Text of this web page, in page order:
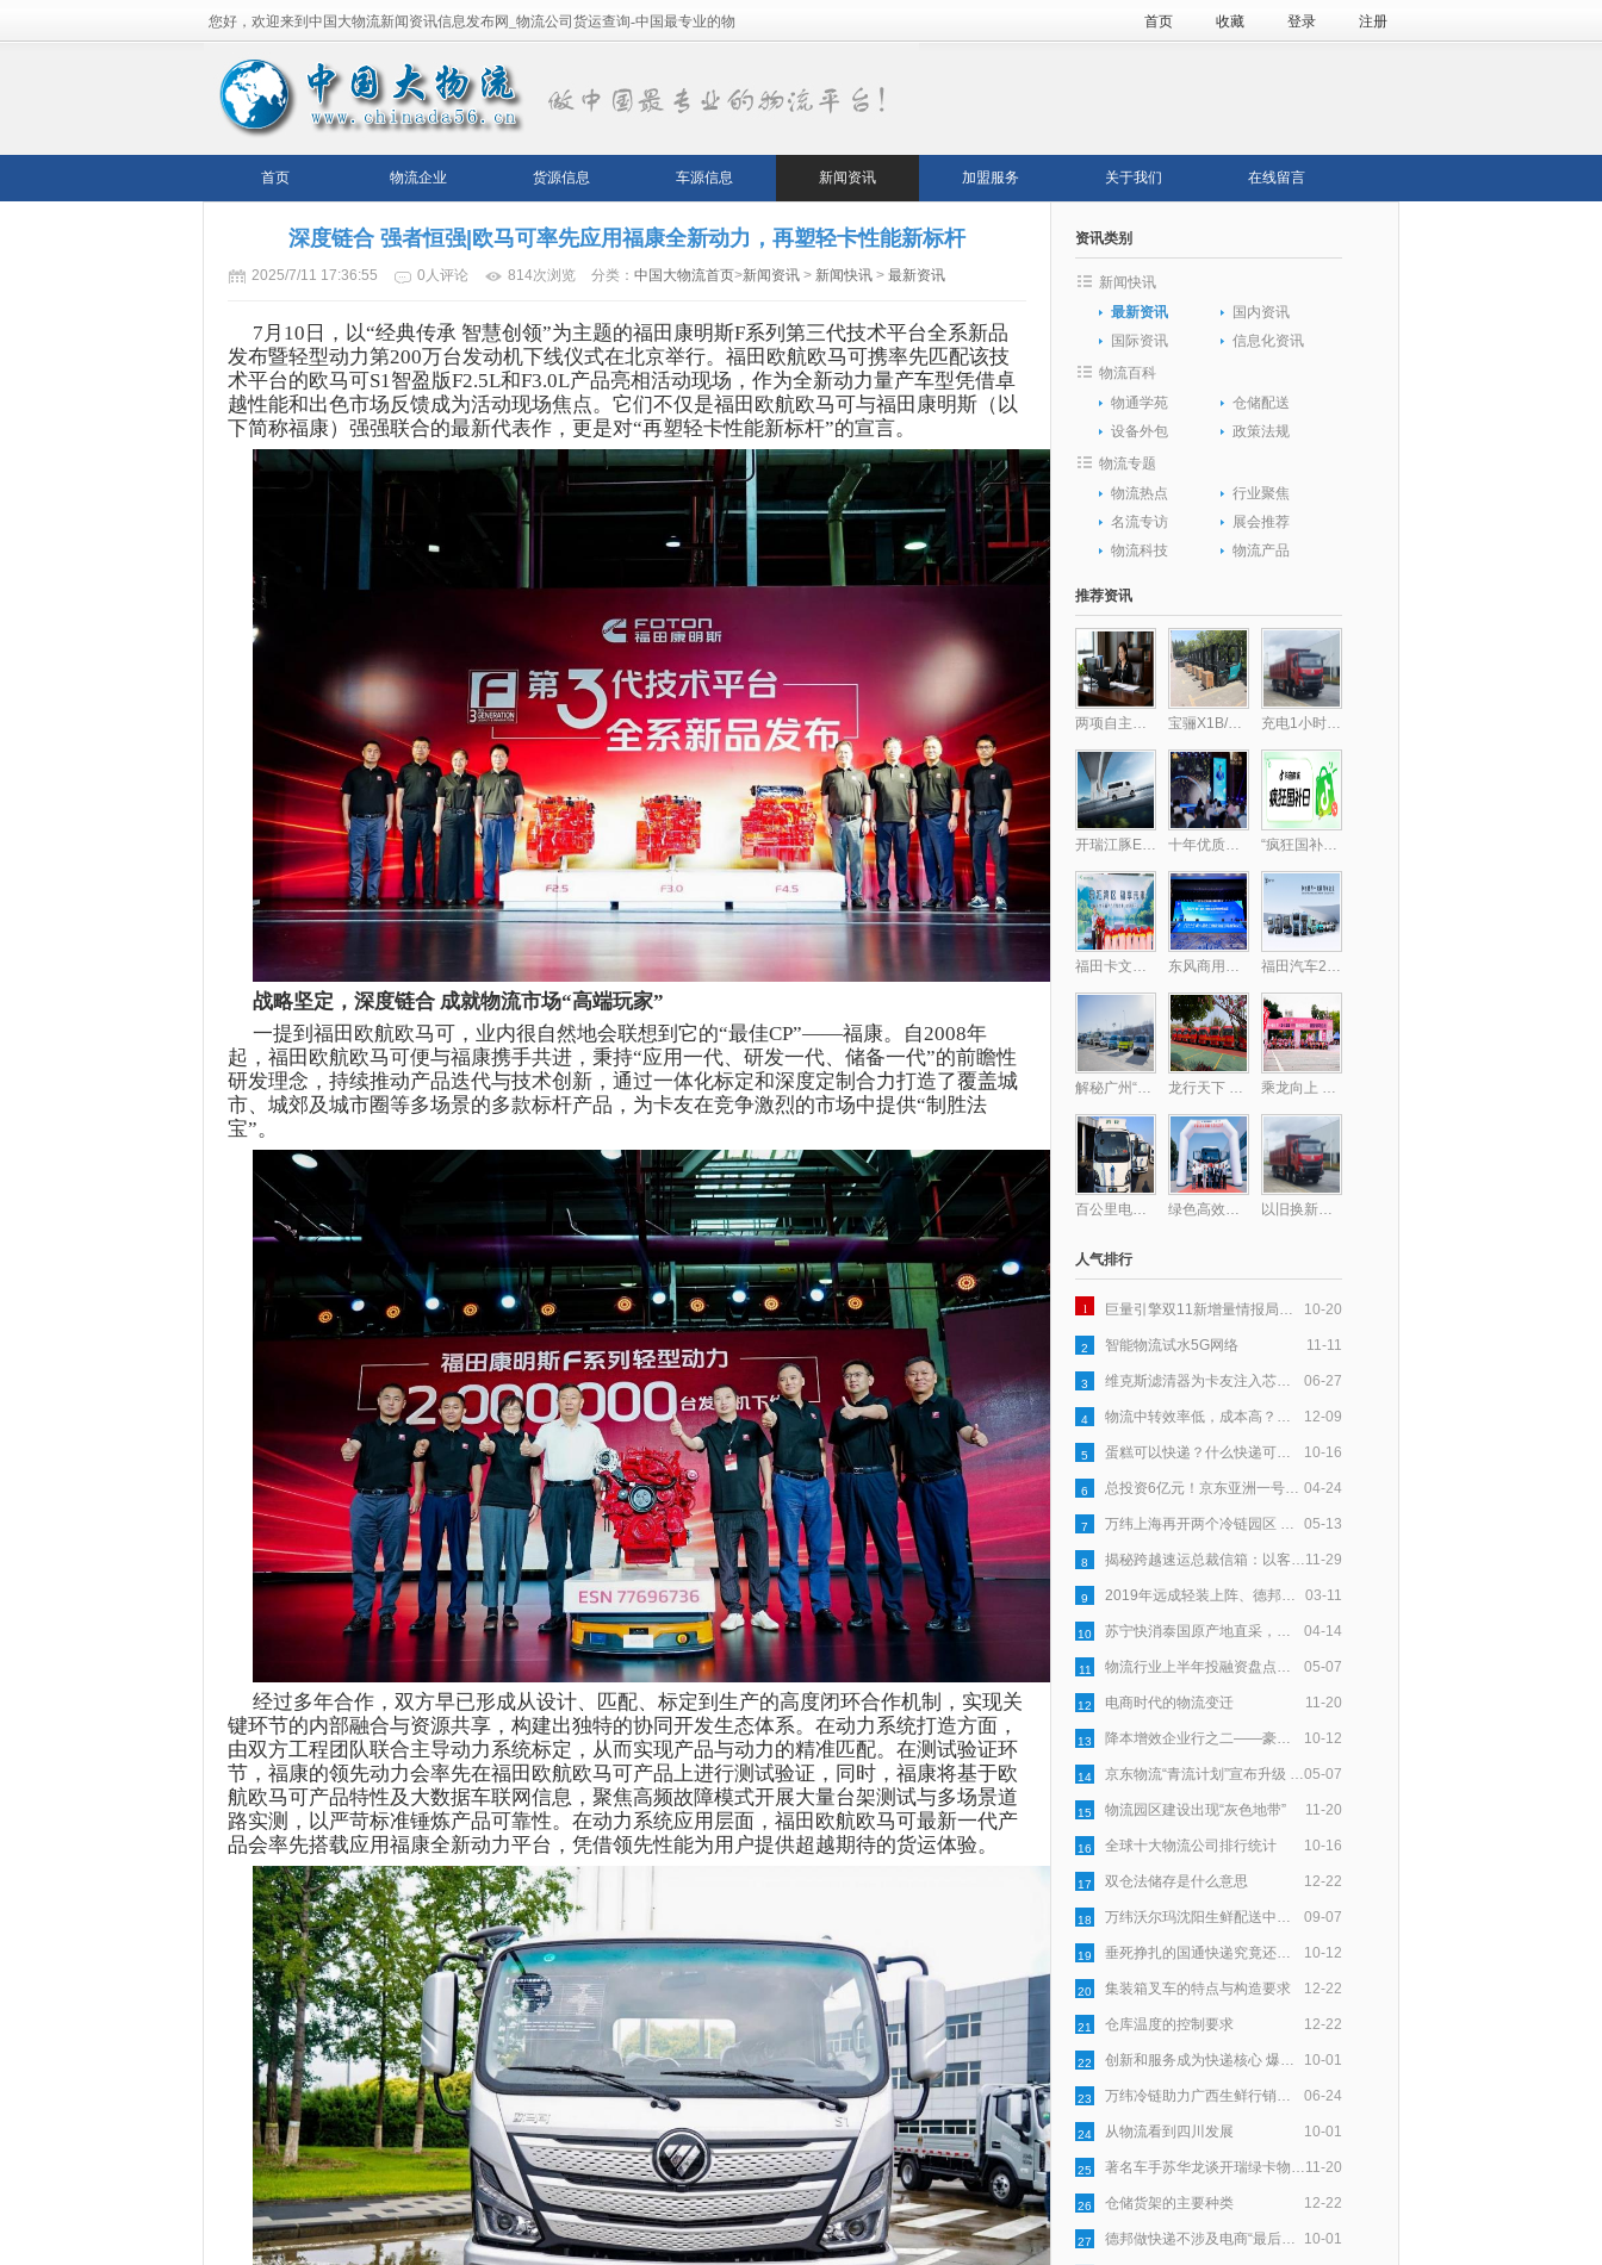
您好，欢迎来到中国大物流新闻资讯信息发布网_物流公司货运查询-中国最专业的物
流平台！
首页 收藏 登录 注册
首页 物流企业 货源信息 车源信息 新闻资讯 加盟服务 关于我们 在线留言
深度链合 强者恒强|欧马可率先应用福康全新动力，再塑轻卡性能新标杆
2025/7/11 17:36:55 0人评论 814次浏览 分类： 中国大物流首页>新闻资讯 > 新闻快讯 > 最新资讯
7月10日，以“经典传承 智慧创领”为主题的福田康明斯F系列第三代技术平台全系新品
发布暨轻型动力第200万台发动机下线仪式在北京举行。 福田欧航欧马可携率先匹配该技
术平台的欧马可S1智盈版F2.5L和F3.0L产品亮相活动现场 ， 作为全新动力量产车型凭借卓
越性能和出色市场反馈成为活动现场焦点。 它们不仅是福田 欧航欧马可与福田康明斯 （以
下简称福康） 强强联合的最新代表作，更是对“再塑轻卡性能新标杆”的宣言。
战略坚定，深度链合 成就物流市场“高端玩家”
一提到福田欧航欧马可，业内很自然地会联想到它的“最佳CP”——福康。自2008年
起，福田欧航欧马可便与福康携手共进，秉持“应用一代、研发一代、储备一代”的前瞻性
研发理念，持续推动产品迭代与技术创新，通过一体化标定和深度定制合力打造了覆盖城
市、城郊及城市圈等多场景的多款标杆产品，为卡友在竞争激烈的市场中提供“制胜法
宝”。
经过多年合作， 双方早已形成从设计、匹配、标定到生产的高度闭环合作机制，实现关
键环节的内部融合与资源共享，构建出独特的协同开发生态体系。在动力系统打造方面，
由双方工程团队联合主导动力系统标定，从而实现产品与动力的精准匹配。 在测试验证环
节， 福康的领先动力会率先在福田 欧航欧马可产品上进行测试验证， 同时， 福康将基于欧
航欧马可产品特性及大数据车联网信息，聚焦高频故障模式开展大量台架测试与多场景道
路实测，以严苛标准锤炼产品可靠性。在动力系统应用层面， 福田 欧航欧马可最新一代产
品会率先搭载应用福康全新动力平台，凭借领先性能为用户提供超越期待的货运体验。
资讯类别
新闻快讯
最新资讯
国内资讯
国际资讯
信息化资讯
物流百科
物通学苑
仓储配送
设备外包
政策法规
物流专题
物流热点
行业聚焦
名流专访
展会推荐
物流科技
物流产品
推荐资讯
两项自主核心技术破局行业痛点 包静引领跨境供应链数字化升级,库存周转效率提升30% 宝骊X1B/X3B批量交付，驱动“中国镁都”物料搬运绿色跃迁 充电1小时畅行300公里，乘龙H7纯电自卸破解里程焦虑
开瑞江豚E5/E7客运版上市，全面升级带来乘用级体验 十年优质乳工程，24小时鲜牛乳以鲜活“质”敬时代 “疯狂国补日”四五月加码再变身？上抖音享国补的背后，耐消行业商家机会来了
福田卡文乐福中山上市，智慧绿流打通珠三角新格局 东风商用车携龙擎3.0动力链强势亮相2025化工物流安全环保发展论坛 福田汽车2025年一季度新能源销量同比大增174.2%，持续领跑新能源市场
解秘广州“钻石型”顶层物流网络的最后一块拼图——广州东部公铁联运枢纽 龙行天下 以客为先丨龙擎动力爆单130台！助力钢铁物流提质增效 乘龙向上 共赴星海，乘龙跑团2025柳州马拉松激情开跑
百公里电耗低至31度，乘龙L2V新能源轻卡助卡友钱程似锦 绿色高效双驱动！德铁信可在华部署首批醇氢重卡 以旧换新至高补贴17万！乘龙H7纯电自卸换购正当时
人气排行
10-20
1 巨量引擎双11新增量情报局｜以「货」为核，多效并举让新品打爆更高效
11-11
2 智能物流试水5G网络
06-27
3 维克斯滤清器为卡友注入芯力量，爱心大派送全国盛启
12-09
4 物流中转效率低，成本高？跨越速运以科技赋能，助力产业升级
10-16
5 蛋糕可以快递？什么快递可以寄蛋糕？
04-24
6 总投资6亿元！京东亚洲一号鹤壁浚县物流园基建已完成50％
05-13
7 万纬上海再开两个冷链园区 守护舌尖上的食品安全
11-29
8 揭秘跨越速运总裁信箱：以客户为中心，五年收信6万封
03-11
9 2019年远成轻装上阵、德邦进军大件、安能要“活下去”
04-14
10 苏宁快消泰国原产地直采，智慧物流助力72小时速达
05-07
11 物流行业上半年投融资盘点：100亿资金一半入零担，一半向技术
11-20
12 电商时代的物流变迁
10-12
13 降本增效企业行之二——豪狼物流：服务细节上用“新”深耕
05-07
14 京东物流“青流计划”宣布升级 聚焦末端回收再利用
11-20
15 物流园区建设出现“灰色地带”
10-16
16 全球十大物流公司排行统计
12-22
17 双仓法储存是什么意思
09-07
18 万纬沃尔玛沈阳生鲜配送中心正式开仓
10-12
19 垂死挣扎的国通快递究竟还能撑多久？
12-22
20 集装箱叉车的特点与构造要求
12-22
21 仓库温度的控制要求
10-01
22 创新和服务成为快递核心 爆发式增长带来时代契机
06-24
23 万纬冷链助力广西生鲜行销全国
10-01
24 从物流看到四川发展
11-20
25 著名车手苏华龙谈开瑞绿卡物流与安全
12-22
26 仓储货架的主要种类
10-01
27 德邦做快递不涉及电商“最后一公里”配送